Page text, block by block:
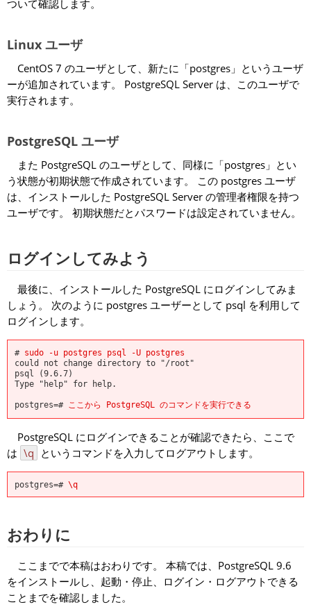
ついて確認します。
Linux ユーザ
CentOS 7 のユーザとして、新たに「postgres」というユーザ
ーが追加されています。 PostgreSQL Server は、このユーザで
実行されます。
PostgreSQL ユーザ
また PostgreSQL のユーザとして、同様に「postgres」とい
う状態が初期状態で作成されています。 この postgres ユーザ
は、インストールした PostgreSQL Server の管理者権限を持つ
ユーザです。 初期状態だとパスワードは設定されていません。
ログインしてみよう
最後に、インストールした PostgreSQL にログインしてみま
しょう。 次のように postgres ユーザーとして psql を利用して
ログインします。
# sudo -u postgres psql -U postgres
could not change directory to "/root"
psql (9.6.7)
Type "help" for help.
postgres=# ここから PostgreSQL のコマンドを実行できる
PostgreSQL にログインできることが確認できたら、ここで
は \q というコマンドを入力してログアウトします。
postgres=# \q
おわりに
ここまでで本稿はおわりです。 本稿では、PostgreSQL 9.6
をインストールし、起動・停止、ログイン・ログアウトできる
ことまでを確認しました。